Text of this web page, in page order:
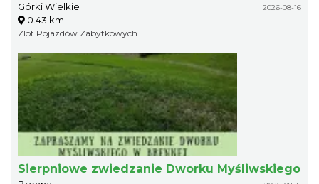
Górki Wielkie 2026-08-16
0.43 km
Zlot Pojazdów Zabytkowych
Sierpniowe zwiedzanie Dworku Myśliwskiego